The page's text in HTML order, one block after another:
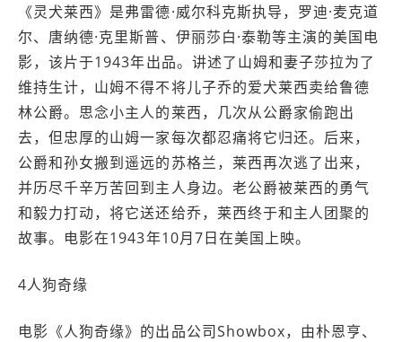
《灵犬莱西》是弗雷德·威尔科克斯执导，罗迪·麦克道
尔、唐纳德·克里斯普、伊丽莎白·泰勒等主演的美国电
影，该片于1943年出品。讲述了山姆和妻子莎拉为了
维持生计，山姆不得不将儿子乔的爱犬莱西卖给鲁德
林公爵。思念小主人的莱西，几次从公爵家偷跑出
去，但忠厚的山姆一家每次都忍痛将它归还。后来，
公爵和孙女搬到遥远的苏格兰，莱西再次逃了出来，
并历尽千辛万苦回到主人身边。老公爵被莱西的勇气
和毅力打动，将它送还给乔，莱西终于和主人团聚的
故事。电影在1943年10月7日在美国上映。
4人狗奇缘
电影《人狗奇缘》的出品公司Showbox，由朴恩亨、